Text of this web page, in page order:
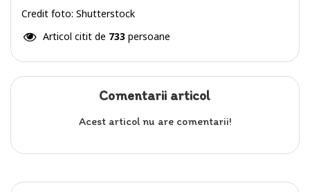
Credit foto: Shutterstock
Articol citit de 733 persoane
Comentarii articol
Acest articol nu are comentarii!